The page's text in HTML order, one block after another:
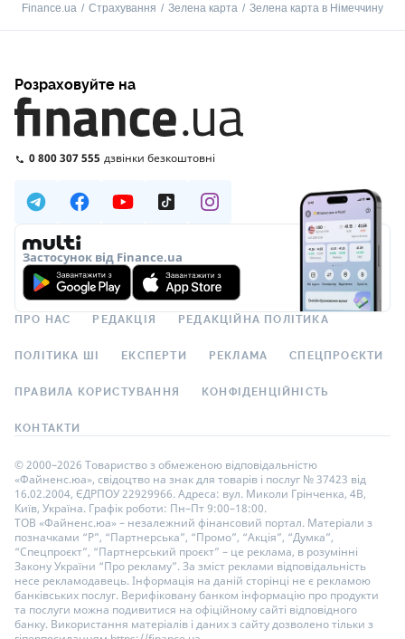
Finance.ua Страхування Зелена карта Зелена карта в Німеччину
Розраховуйте на
0 800 307 555 дзвінки безкоштовні
Застосунок від Finance.ua
ПРО НАС РЕДАКЦІЯ РЕДАКЦІЙНА ПОЛІТИКА
ПОЛІТИКА ШІ ЕКСПЕРТИ РЕКЛАМА СПЕЦПРОЄКТИ
ПРАВИЛА КОРИСТУВАННЯ КОНФІДЕНЦІЙНІСТЬ
КОНТАКТИ
© 2000–2026 Товариство з обмеженою відповідальністю
«Файненс.юа», свідоцтво на знак для товарів і послуг № 37423 від
16.02.2004, ЄДРПОУ 22929966. Адреса: вул. Миколи Грінченка, 4В,
Київ, Україна. Графік роботи: Пн–Пт 9:00–18:00.
ТОВ «Файненс.юа» – незалежний фінансовий портал. Матеріали з
позначками “Р”, “Партнерська”, “Промо”, “Акція”, “Думка”,
“Спецпроєкт”, “Партнерський проєкт” – це реклама, в розумінні
Закону України “Про рекламу”. За зміст реклами відповідальність
несе рекламодавець. Інформація на даній сторінці не є рекламою
банківських послуг. Верифіковану банком інформацію про продукти
та послуги можна подивитися на офіційному сайті відповідного
банку. Використання матеріалів і даних з сайту дозволено тільки з